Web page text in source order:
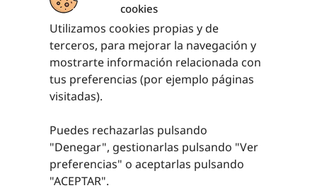
cookies
Utilizamos cookies propias y de
terceros, para mejorar la navegación y
mostrarte información relacionada con
tus preferencias (por ejemplo páginas
visitadas).
Puedes rechazarlas pulsando
"Denegar", gestionarlas pulsando "Ver
preferencias" o aceptarlas pulsando
"ACEPTAR".
12,69
15,35€iva incl.)
AÑADIR AL
CARRITO
PRODUCTOS RELACIONADOS